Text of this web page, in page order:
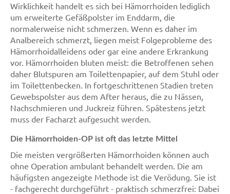
Wirklichkeit handelt es sich bei Hämorrhoiden lediglich
um erweiterte Gefäßpolster im Enddarm, die
normalerweise nicht schmerzen. Wenn es daher im
Analbereich schmerzt, liegen meist Folgeprobleme des
Hämorrhoidalleidens oder gar eine andere Erkrankung
vor. Hämorrhoiden bluten meist: die Betroffenen sehen
daher Blutspuren am Toilettenpapier, auf dem Stuhl oder
im Toilettenbecken. In fortgeschrittenen Stadien treten
Gewebspolster aus dem After heraus, die zu Nässen,
Nachschmieren und Juckreiz führen. Spätestens jetzt
muss der Facharzt aufgesucht werden.
Die Hämorrhoiden-OP ist oft das letzte Mittel
Die meisten vergrößerten Hämorrhoiden können auch
ohne Operation ambulant behandelt werden. Die am
häufigsten angezeigte Methode ist die Verödung. Sie ist
- fachgerecht durchgeführt - praktisch schmerzfrei: Dabei